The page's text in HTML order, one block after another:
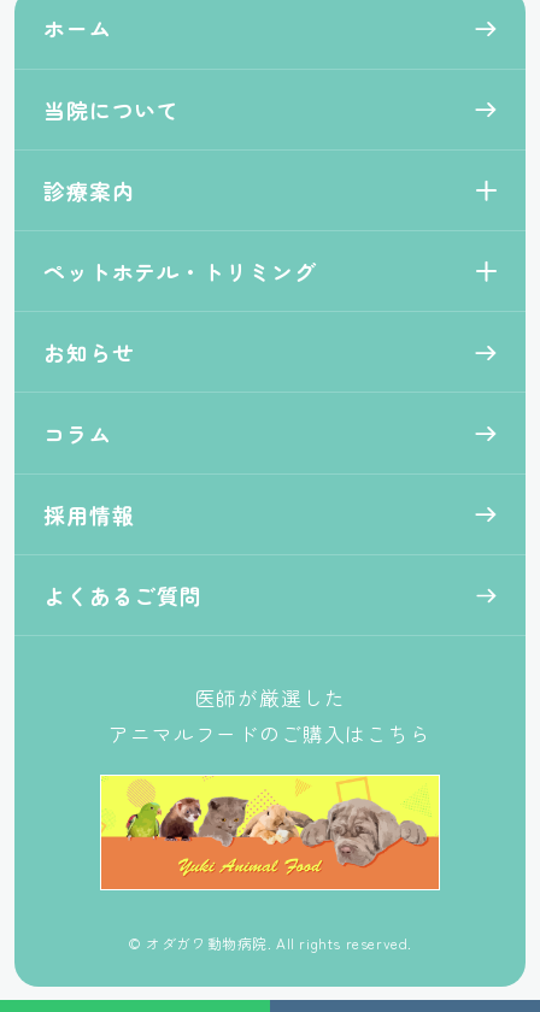
ホーム
当院について
診療案内
ペットホテル・トリミング
お知らせ
コラム
採用情報
よくあるご質問
医師が厳選した
アニマルフードのご購入はこちら
© オダガワ動物病院. All rights reserved.